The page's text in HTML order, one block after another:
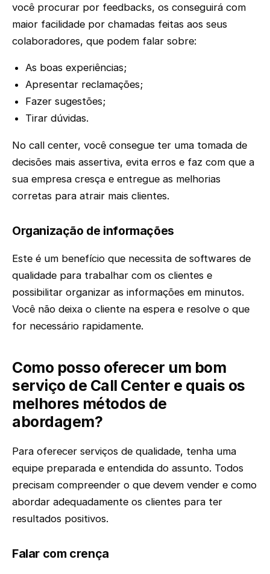
você procurar por feedbacks, os conseguirá com
maior facilidade por chamadas feitas aos seus
colaboradores, que podem falar sobre:
As boas experiências;
Apresentar reclamações;
Fazer sugestões;
Tirar dúvidas.
No call center, você consegue ter uma tomada de
decisões mais assertiva, evita erros e faz com que a
sua empresa cresça e entregue as melhorias
corretas para atrair mais clientes.
Organização de informações
Este é um benefício que necessita de softwares de
qualidade para trabalhar com os clientes e
possibilitar organizar as informações em minutos.
Você não deixa o cliente na espera e resolve o que
for necessário rapidamente.
Como posso oferecer um bom
serviço de Call Center e quais os
melhores métodos de
abordagem?
Para oferecer serviços de qualidade, tenha uma
equipe preparada e entendida do assunto. Todos
precisam compreender o que devem vender e como
abordar adequadamente os clientes para ter
resultados positivos.
Falar com crença